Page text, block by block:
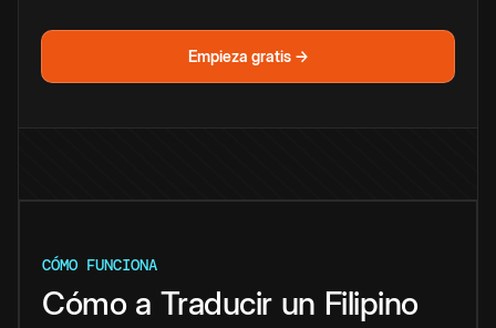
Empieza gratis →
CÓMO FUNCIONA
Cómo a Traducir un Filipino